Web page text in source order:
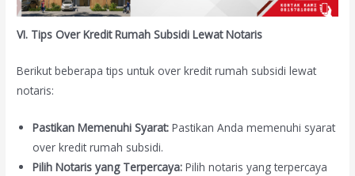
VI. Tips Over Kredit Rumah Subsidi Lewat Notaris
Berikut beberapa tips untuk over kredit rumah subsidi lewat
notaris:
Pastikan Memenuhi Syarat: Pastikan Anda memenuhi syarat
over kredit rumah subsidi.
Pilih Notaris yang Terpercaya: Pilih notaris yang terpercaya